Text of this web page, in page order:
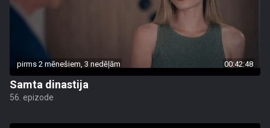
pirms 2 mēnešiem, 3 nedēļām 00:42:48
Samta dinastija
56. epizode